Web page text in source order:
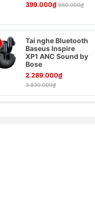
Baseus
hưởng kết nối không
dàng điều khiển nhạc,
liên tục đến 5 giờ và
mang lại sự thoải
đáp ứng rộng, mang
mang theo bên mình
399.000₫ 680.000₫
Tai nghe Bluetooth
Baseus Inspire
XP1 ANC Sound by
Bose
2.289.000₫
3.830.000₫